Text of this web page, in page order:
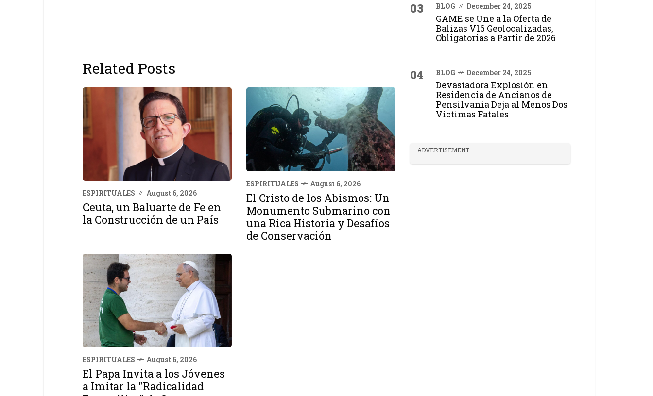
Related Posts
ESPIRITUALES August 6, 2026
Ceuta, un Baluarte de Fe en
la Construcción de un País
ESPIRITUALES August 6, 2026
El Cristo de los Abismos: Un
Monumento Submarino con
una Rica Historia y Desafíos
de Conservación
ESPIRITUALES August 6, 2026
El Papa Invita a los Jóvenes
a Imitar la "Radicalidad
03 BLOG December 24, 2025
GAME se Une a la Oferta de
Balizas V16 Geolocalizadas,
Obligatorias a Partir de 2026
04 BLOG December 24, 2025
Devastadora Explosión en
Residencia de Ancianos de
Pensilvania Deja al Menos Dos
Víctimas Fatales
ADVERTISEMENT